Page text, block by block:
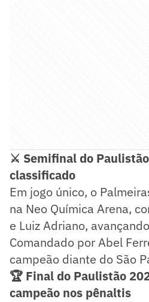
⚔️ Semifinal do
classificado
Em jogo único, o
na Neo Química Arena,
e Luiz Adriano,
Comandado por Abel
campeão diante do São
🏆 Final do Paulistão
campeão nos pênaltis